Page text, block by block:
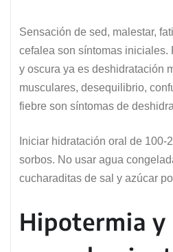
Sensación de sed, malestar,
cefalea son síntomas iniciales.
y oscura ya es deshidratación
musculares, desequilibrio,
fiebre son síntomas de
Iniciar hidratación oral de 100-
sorbos. No usar agua
cucharaditas de sal y azúcar
Hipotermia y